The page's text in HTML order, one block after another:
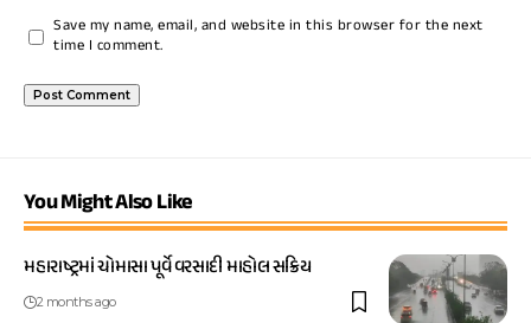
Save my name, email, and website in this browser for the next
time I comment.
You Might Also Like
મહારાષ્ટ્રમાં ચોમાસા પૂર્વે વરસાદી માહોલ સક્રિય
2 months ago